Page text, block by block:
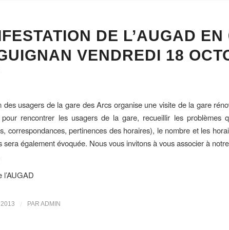
DE L’AUGAD
VENDREDI 18
des usagers de la gare des Arcs organise une visite de la gare
rencontrer les usagers de la gare, recueillir les problèmes
correspondances, pertinences des horaires), le nombre et les
sera également évoquée. Nous vous invitons à vous associer à
l’AUGAD
/ PAR ADMIN